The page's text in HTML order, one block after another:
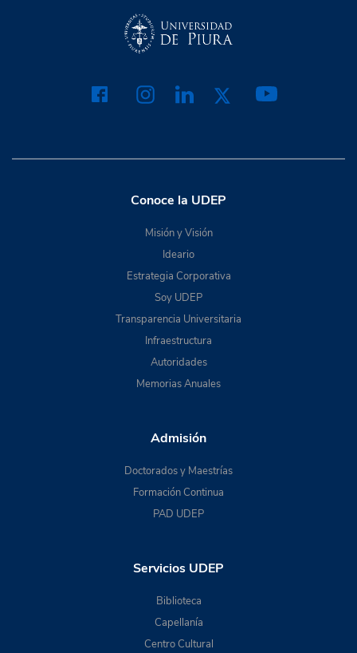
Conoce la UDEP
Misión y Visión
Ideario
Estrategia Corporativa
Soy UDEP
Transparencia Universitaria
Infraestructura
Autoridades
Memorias Anuales
Admisión
Doctorados y Maestrías
Formación Continua
PAD UDEP
Servicios UDEP
Biblioteca
Capellanía
Centro Cultural